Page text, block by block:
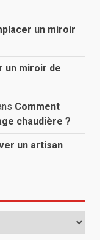
un miroir
un miroir de
Comment
chaudière ?
un artisan